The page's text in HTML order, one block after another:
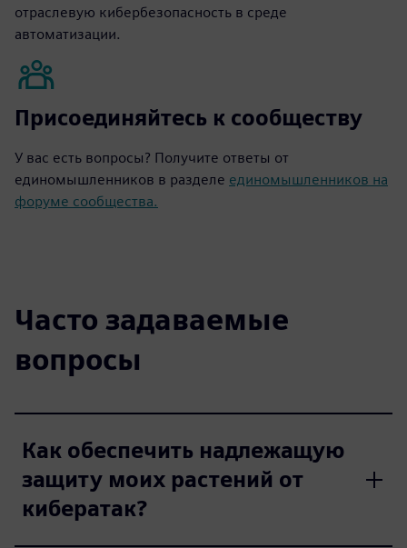
отраслевую кибербезопасность в среде
автоматизации.
Присоединяйтесь к сообществу
У вас есть вопросы? Получите ответы от
единомышленников в разделе единомышленников на
форуме сообщества.
Часто задаваемые
вопросы
Как обеспечить надлежащую
защиту моих растений от
кибератак?